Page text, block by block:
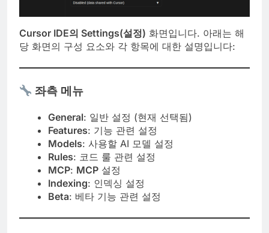
Cursor IDE의 Settings(설정) 화면입니다. 아래는 해
당 화면의 구성 요소와 각 항목에 대한 설명입니다:
좌측 메뉴
General: 일반 설정 (현재 선택됨)
Features: 기능 관련 설정
Models: 사용할 AI 모델 설정
Rules: 코드 룰 관련 설정
MCP: MCP 설정
Indexing: 인덱싱 설정
Beta: 베타 기능 관련 설정